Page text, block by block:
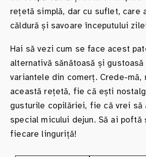
rețetă simplă, dar cu suflet, care
căldură și savoare începutului
Hai să vezi cum se face acest
alternativă sănătoasă și
variantele din comerț. Crede-mă,
această rețetă, fie că ești
gusturile copilăriei, fie că vrei să
special micului dejun. Să ai poftă
fiecare linguriță!